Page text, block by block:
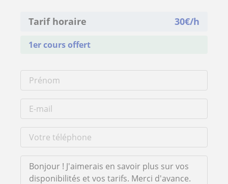
Tarif horaire 30€/h
1er cours offert